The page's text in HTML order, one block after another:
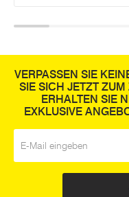
VERPASSEN SIE
SIE SICH JETZT
ERHALTEN SIE
EXKLUSIVE